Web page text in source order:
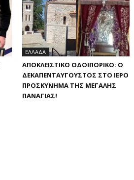
ΕΛΛΑΔΑ
ΑΠΟΚΛΕΙΣΤΙΚΟ ΟΔΟΙΠΟΡΙΚΟ: Ο
ΔΕΚΑΠΕΝΤΑΎΓΟΥΣΤΟΣ ΣΤΟ ΙΕΡΌ
ΠΡΟΣΚΎΝΗΜΑ ΤΗΣ ΜΕΓΆΛΗΣ
ΠΑΝΑΓΊΑΣ!